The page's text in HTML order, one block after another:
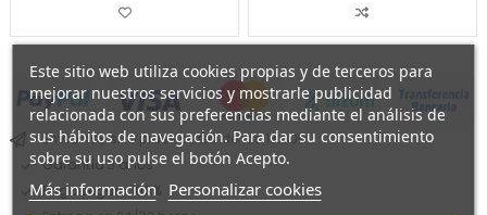
Envío hoy si lo pides antes de las 13:00h
Garantía 3 años
Pago seguro 100%
Este sitio web utiliza cookies propias y de terceros para
mejorar nuestros servicios y mostrarle publicidad
relacionada con sus preferencias mediante el análisis de
sus hábitos de navegación. Para dar su consentimiento
sobre su uso pulse el botón Acepto.
Más información Personalizar cookies